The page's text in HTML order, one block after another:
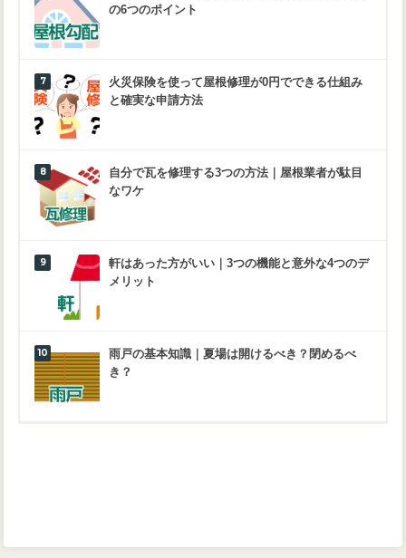
の6つのポイント
火災保険を使って屋根修理が0円でできる仕組み
と確実な申請方法
自分で瓦を修理する3つの方法｜屋根業者が駄目
なワケ
軒はあった方がいい｜3つの機能と意外な4つのデ
メリット
雨戸の基本知識｜夏場は開けるべき？閉めるべ
き？